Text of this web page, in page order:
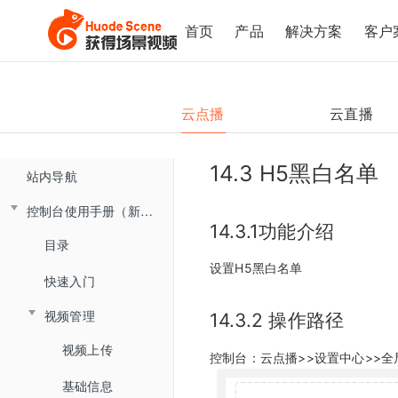
首页 产品 解决方案 客户
云点播 云直播
站内导航
控制台使用手册（新版）
目录
快速入门
视频管理
视频上传
基础信息
14.3 H5黑白名单
14.3.1功能介绍
设置H5黑白名单
14.3.2 操作路径
控制台：云点播>>设置中心>>